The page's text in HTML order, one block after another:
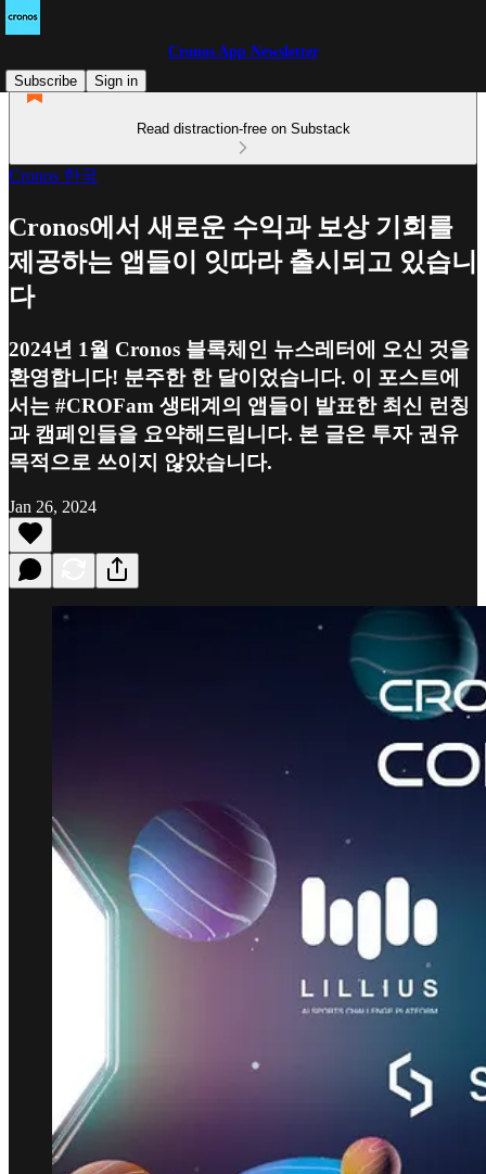
Cronos App Newsletter
Subscribe
Sign in
Read distraction-free on Substack
Cronos 한국
Cronos에서 새로운 수익과 보상 기회를
제공하는 앱들이 잇따라 출시되고 있습니
다
2024년 1월 Cronos 블록체인 뉴스레터에 오신 것을
환영합니다! 분주한 한 달이었습니다. 이 포스트에
서는 #CROFam 생태계의 앱들이 발표한 최신 런칭
과 캠페인들을 요약해드립니다. 본 글은 투자 권유
목적으로 쓰이지 않았습니다.
Jan 26, 2024